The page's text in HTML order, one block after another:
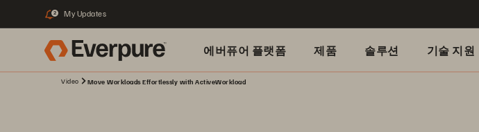
2 My Updates
에버퓨어 플랫폼 제품 솔루션 기술 지원
Video Move Workloads Effortlessly with ActiveWorkload